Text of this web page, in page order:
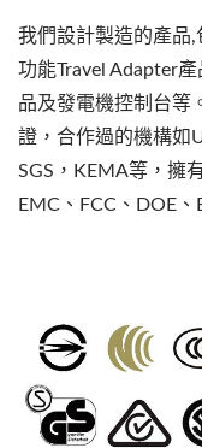
我們設計製造的產品
功能Travel Adapter
品及發電機控制台等
證，合作過的機構如
SGS，KEMA等，擁
EMC、FCC、DOE